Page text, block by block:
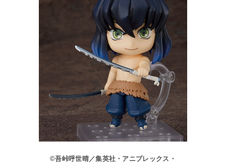
©吾峠呼世晴／集英社・アニプレックス・